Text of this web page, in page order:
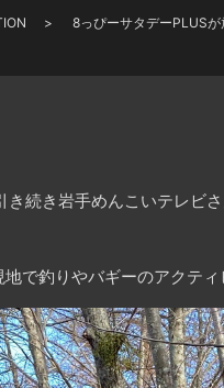
8っぴーサタデーPLUSが
き続き岩手めんこいテレビ
地で釣りやバギーのアクティ